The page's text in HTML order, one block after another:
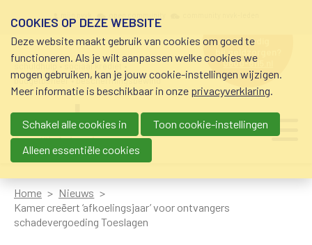
schuldhulp • sociaal krediet •
budgetbeheer • beschermingsbewind
hulp nodig
bij geldzorgen?
0800-8115.nl
Main navigation
Home
Nieuws
Kamer creëert ‘afkoelingsjaar’ voor ontvangers
schadevergoeding Toeslagen
COOKIES OP DEZE WEBSITE
Deze website maakt gebruik van cookies om goed te
functioneren. Als je wilt aanpassen welke cookies we
mogen gebruiken, kan je jouw cookie-instellingen wijzigen.
Meer informatie is beschikbaar in onze privacyverklaring.
Schakel alle cookies in
Toon cookie-instellingen
Alleen essentiële cookies